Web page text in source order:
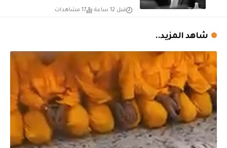
قبل 12 ساعة 17 مشاهدات
شاهد المزيد..